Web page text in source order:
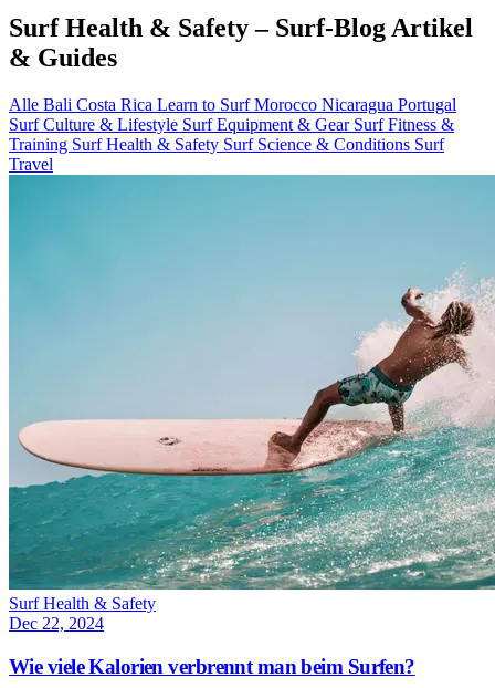
Surf Health & Safety – Surf-Blog Artikel
& Guides
Alle Bali Costa Rica Learn to SurfMorocco Nicaragua Portugal
Surf Culture & Lifestyle Surf Equipment & Gear Surf Fitness &
Training Surf Health & Safety Surf Science & Conditions Surf
Travel
Surf Health & Safety
Dec 22, 2024
Wie viele Kalorien verbrennt man beim Surfen?